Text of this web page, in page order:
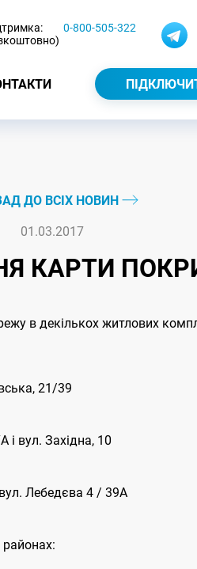
0-800-505-322
ДО ВСІХ НОВИН
01.03.2017
КАРТИ
в декількох житлових
21/39
вул. Західна, 10
Лебедєва 4 / 39А